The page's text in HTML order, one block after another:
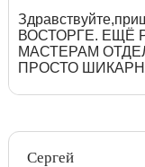
ВОСТОРГЕ. ЕЩЁ
МАСТЕРАМ
ПРОСТО
Сергей